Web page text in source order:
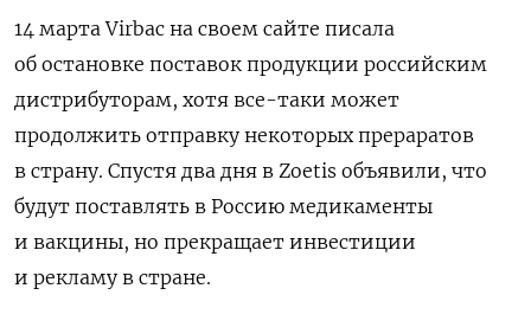
14 марта Virbac на своем сайте писала
об остановке поставок продукции российским
дистрибуторам, хотя все-таки может
продолжить отправку некоторых прераратов
в страну. Спустя два дня в Zoetis объявили, что
будут поставлять в Россию медикаменты
и вакцины, но прекращает инвестиции
и рекламу в стране.